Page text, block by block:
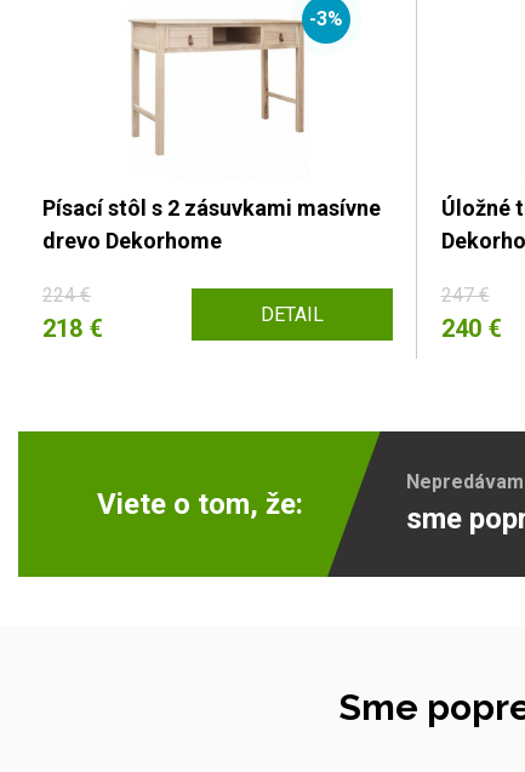
-3%
Písací stôl s 2 zásuvkami masívne
drevo Dekorhome
224 €
218 € DETAIL
Úložné
247 €
240 €
Viete o tom, že: sme
Sme